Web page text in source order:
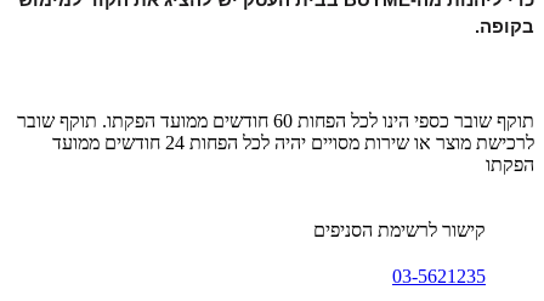
בקופה.
תוקף שובר כספי הינו לכל הפחות 60 חודשים ממועד הפקתו. תוקף שובר
לרכישת מוצר או שירות מסויים יהיה לכל הפחות 24 חודשים ממועד
הפקתו
קישור לרשימת הסניפים
03-5621235